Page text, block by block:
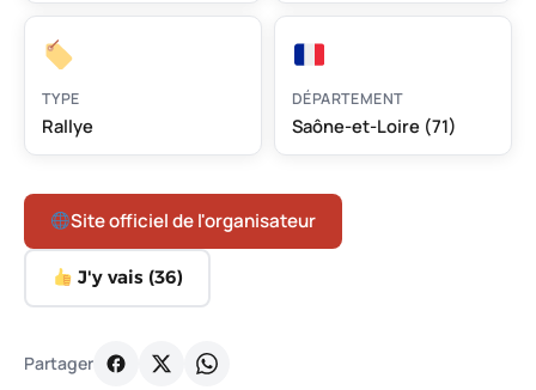
TYPE
Rallye
DÉPARTEMENT
Saône-et-Loire (71)
Site officiel de l'organisateur
J'y vais (36)
Partager